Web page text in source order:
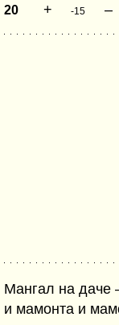
20 + -15 –
Мангал на даче
и мамонта и